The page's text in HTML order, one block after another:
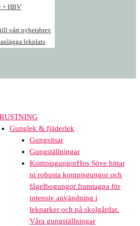
+ HBV
vårt nyhetsbrev
lekplats
Gunglek & fjäderlek
Gungsitsar
Gungställningar
KompisgungorHos Söve hittar
ni robusta kompisgungor och
fågelbogungor framtagna för
intensiv användning i
lekparker och på skolgårdar.
Våra gungställningar